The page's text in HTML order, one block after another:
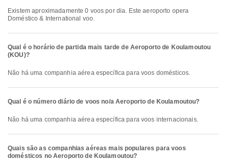
Existem aproximadamente 0 voos por dia. Este aeroporto opera
Doméstico & International voo.
Qual é o horário de partida mais tarde de Aeroporto de Koulamoutou
(KOU)?
Não há uma companhia aérea específica para voos domésticos.
Qual é o número diário de voos no/a Aeroporto de Koulamoutou?
Não há uma companhia aérea específica para voos internacionais.
Quais são as companhias aéreas mais populares para voos
domésticos no Aeroporto de Koulamoutou?